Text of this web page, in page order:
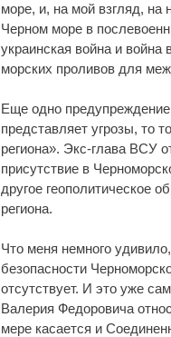
море, и, на мой взгляд, на
Черном море в
украинская война и
морских проливов для
Еще одно
представляет угрозы, то
региона». Экс-глава ВСУ
присутствие в
другое геополитическое
региона.
Что меня немного
безопасности
отсутствует. И это уже
Валерия Федоровича
мере касается и